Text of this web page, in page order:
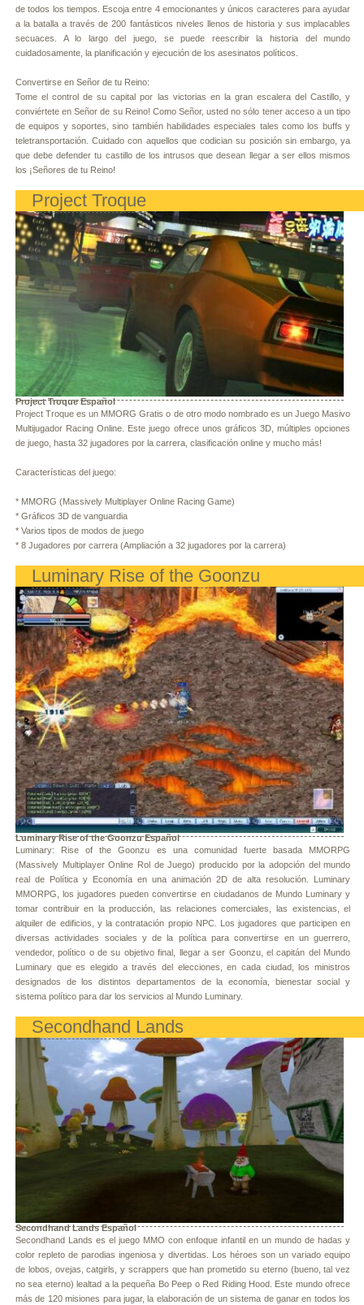
de todos los tiempos. Escoja entre 4 emocionantes y únicos caracteres para ayudar
a la batalla a través de 200 fantásticos niveles llenos de historia y sus implacables
secuaces. A lo largo del juego, se puede reescribir la historia del mundo
cuidadosamente, la planificación y ejecución de los asesinatos políticos.
Convertirse en Señor de tu Reino:
Tome el control de su capital por las victorias en la gran escalera del Castillo, y
conviértete en Señor de su Reino! Como Señor, usted no sólo tener acceso a un tipo
de equipos y soportes, sino también habilidades especiales tales como los buffs y
teletransportación. Cuidado con aquellos que codician su posición sin embargo, ya
que debe defender tu castillo de los intrusos que desean llegar a ser ellos mismos
los ¡Señores de tu Reino!
Project Troque
Project Troque Español
Project Troque es un MMORG Gratis o de otro modo nombrado es un Juego Masivo
Multijugador Racing Online. Este juego ofrece unos gráficos 3D, múltiples opciones
de juego, hasta 32 jugadores por la carrera, clasificación online y mucho más!
Características del juego:
* MMORG (Massively Multiplayer Online Racing Game)
* Gráficos 3D de vanguardia
* Varios tipos de modos de juego
* 8 Jugadores por carrera (Ampliación a 32 jugadores por la carrera)
Luminary Rise of the Goonzu
Luminary Rise of the Goonzu Español
Luminary: Rise of the Goonzu es una comunidad fuerte basada MMORPG
(Massively Multiplayer Online Rol de Juego) producido por la adopción del mundo
real de Política y Economía en una animación 2D de alta resolución. Luminary
MMORPG, los jugadores pueden convertirse en ciudadanos de Mundo Luminary y
tomar contribuir en la producción, las relaciones comerciales, las existencias, el
alquiler de edificios, y la contratación propio NPC. Los jugadores que participen en
diversas actividades sociales y de la política para convertirse en un guerrero,
vendedor, político o de su objetivo final, llegar a ser Goonzu, el capitán del Mundo
Luminary que es elegido a través del elecciones, en cada ciudad, los ministros
designados de los distintos departamentos de la economía, bienestar social y
sistema político para dar los servicios al Mundo Luminary.
Secondhand Lands
Secondhand Lands Español
Secondhand Lands es el juego MMO con enfoque infantil en un mundo de hadas y
color repleto de parodias ingeniosa y divertidas. Los héroes son un variado equipo
de lobos, ovejas, catgirls, y scrappers que han prometido su eterno (bueno, tal vez
no sea eterno) lealtad a la pequeña Bo Peep o Red Riding Hood. Este mundo ofrece
más de 120 misiones para jugar, la elaboración de un sistema de ganar en todos los